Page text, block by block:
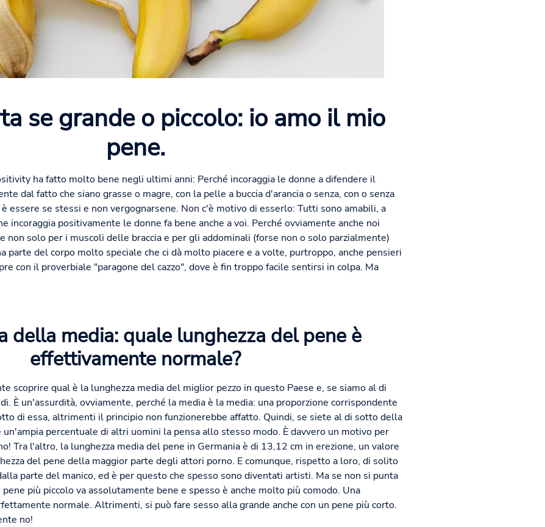
se grande o piccolo: io amo il mio
pene.
ha fatto molto bene negli ultimi anni: Perché incoraggia le donne a difendere il
dal fatto che siano grasse o magre, con la pelle a buccia d'arancia o senza, con o senza
essere se stessi e non vergognarsene. Non c'è motivo di esserlo: Tutti sono amabili, a
incoraggia positivamente le donne fa bene anche a voi. Perché ovviamente anche noi
non solo per i muscoli delle braccia e per gli addominali (forse non o solo parzialmente)
parte del corpo molto speciale che ci dà molto piacere e a volte, purtroppo, anche pensieri
con il proverbiale "paragone del cazzo", dove è fin troppo facile sentirsi in colpa. Ma
della media: quale lunghezza del pene è
effettivamente normale?
scoprire qual è la lunghezza media del miglior pezzo in questo Paese e, se siamo al di
È un'assurdità, ovviamente, perché la media è la media: una proporzione corrispondente
di essa, altrimenti il principio non funzionerebbe affatto. Quindi, se siete al di sotto della
percentuale di altri uomini la pensa allo stesso modo. È davvero un motivo per
Tra l'altro, la lunghezza media del pene in Germania è di 13,12 cm in erezione, un valore
del pene della maggior parte degli attori porno. E comunque, rispetto a loro, di solito
parte del manico, ed è per questo che spesso sono diventati artisti. Ma se non si punta
più piccolo va assolutamente bene e spesso è anche molto più comodo. Una
normale. Altrimenti, si può fare sesso alla grande anche con un pene più corto.
no!